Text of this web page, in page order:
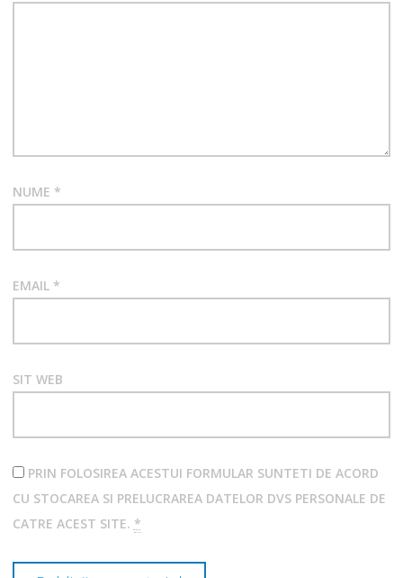
NUME *
EMAIL *
SIT WEB
PRIN FOLOSIREA ACESTUI FORMULAR SUNTETI DE ACORD
CU STOCAREA SI PRELUCRAREA DATELOR DVS PERSONALE DE
CATRE ACEST SITE. *